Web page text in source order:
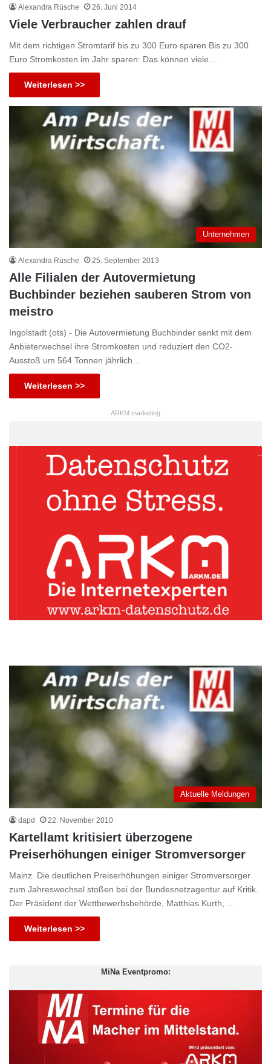
Alexandra Rüsche 26. Juni 2014
Viele Verbraucher zahlen drauf
Mit dem richtigen Stromtarif bis zu 300 Euro sparen Bis zu 300
Euro Stromkosten im Jahr sparen: Das können viele…
Weiterlesen >>
Unternehmen
Alexandra Rüsche 25. September 2013
Alle Filialen der Autovermietung
Buchbinder beziehen sauberen Strom von
meistro
Ingolstadt (ots) - Die Autovermietung Buchbinder senkt mit dem
Anbieterwechsel ihre Stromkosten und reduziert den CO2-
Ausstoß um 564 Tonnen jährlich…
Weiterlesen >>
ARKM.marketing
Aktuelle Meldungen
dapd 22. November 2010
Kartellamt kritisiert überzogene
Preiserhöhungen einiger Stromversorger
Mainz. Die deutlichen Preiserhöhungen einiger Stromversorger
zum Jahreswechsel stoßen bei der Bundesnetzagentur auf Kritik.
Der Präsident der Wettbewerbsbehörde, Matthias Kurth,…
Weiterlesen >>
MiNa Eventpromo: